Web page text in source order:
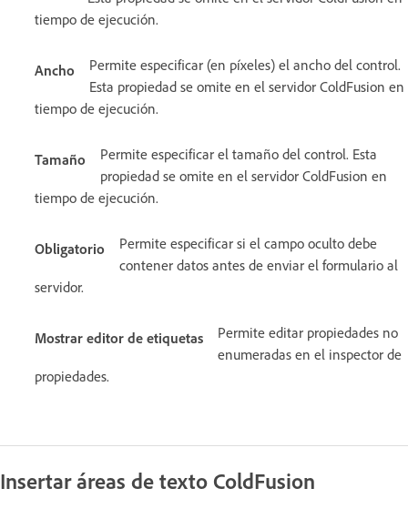
tiempo de ejecución.
Ancho
Permite especificar (en píxeles) el ancho del control.
Esta propiedad se omite en el servidor ColdFusion en
tiempo de ejecución.
Tamaño
Permite especificar el tamaño del control. Esta
propiedad se omite en el servidor ColdFusion en
tiempo de ejecución.
Obligatorio
Permite especificar si el campo oculto debe
contener datos antes de enviar el formulario al
servidor.
Mostrar editor de etiquetas
Permite editar propiedades no
enumeradas en el inspector de
propiedades.
Insertar áreas de texto ColdFusion